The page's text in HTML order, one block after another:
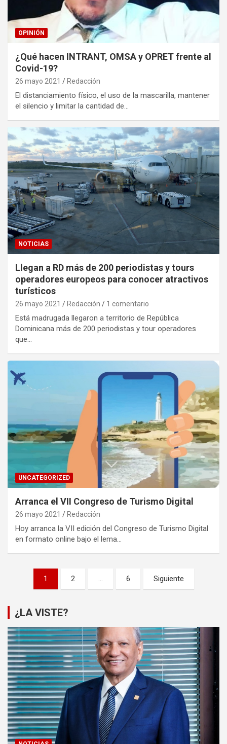
OPINIÓN
¿Qué hacen INTRANT, OMSA y OPRET frente al
Covid-19?
26 mayo 2021 Redacción
El distanciamiento físico, el uso de la mascarilla, mantener
el silencio y limitar la cantidad de…
NOTICIAS
Llegan a RD más de 200 periodistas y tours
operadores europeos para conocer atractivos
turísticos
26 mayo 2021 Redacción 1 comentario
Está madrugada llegaron a territorio de República
Dominicana más de 200 periodistas y tour operadores
que…
UNCATEGORIZED
Arranca el VII Congreso de Turismo Digital
26 mayo 2021 Redacción
Hoy arranca la VII edición del Congreso de Turismo Digital
en formato online bajo el lema…
Paginación
entradas
1 2 … 6 Siguiente
¿LA VISTE?